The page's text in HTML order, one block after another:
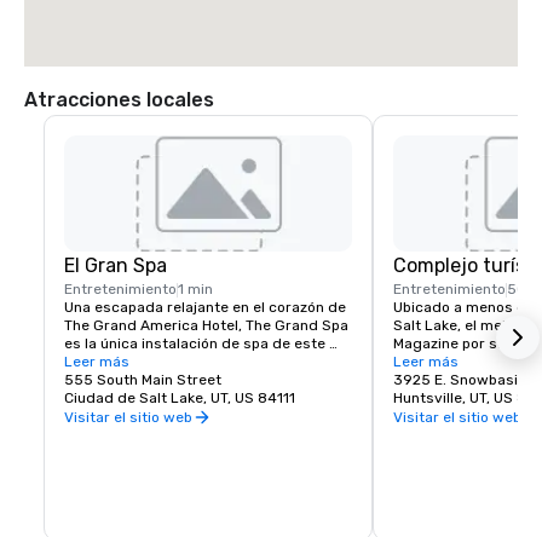
Atracciones locales
El Gran Spa
Entretenimiento1 min
Una escapada relajante en el corazón de
The Grand America Hotel, The Grand Spa
es la única instalación de spa de este
calibre en Salt Lake City.
Consecuentemente galardonada con la
certificación Forbes Five Star,
experimente la excelencia a nivel
Leer más
555 South Main Street
Ciudad de Salt Lake, UT, US 84111
Visitar el sitio web
Complejo
Entretenimiento 50
Ubicado a menos
Salt Lake, el mejor
Magazine por su
montaña,
Snowbasin Resort,
Olímpicos de
Leer más
3925 E. Snowbasin
Huntsville, UT, US
Visitar el sitio web